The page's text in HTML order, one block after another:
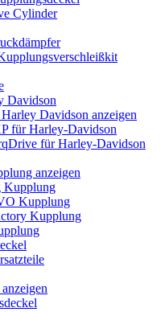
Cylinder
Davidson
Davidson anzeigen
für Harley-Davidson
für Harley-Davidson
anzeigen
Kupplung
Kupplung
Kupplung